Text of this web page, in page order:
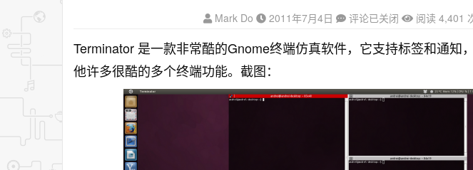
Mark Do 2011年7月4日 评论已关闭 阅读 4,401
Terminator 是一款非常酷的Gnome终端仿真软件，它支持标签和通知
他许多很酷的多个终端功能。截图：